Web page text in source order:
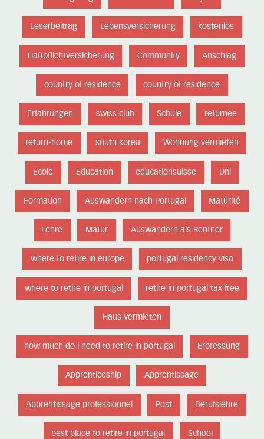
Leserbeitrag Lebensversicherung kostenlos
Haftpflichtversicherung Community Anschlag
country of residence country of residence
Erfahrungen swiss club Schule returnee
return-home south korea Wohnung vermieten
Ecole Education educationsuisse Uni
Formation Auswandern nach Portugal Maturité
Lehre Matur Auswandern als Rentner
where to retire in europe portugal residency visa
where to retire in portugal retire in portugal tax free
Haus vermieten
how much do i need to retire in portugal Erpressung
Apprenticeship Apprentissage
Apprentissage professionnel Post Berufslehre
best place to retire in portugal School